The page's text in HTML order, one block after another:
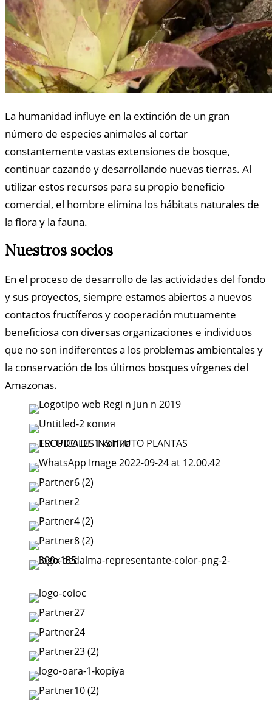
La humanidad influye en la extinción de un gran
número de especies animales al cortar
constantemente vastas extensiones de bosque,
continuar cazando y desarrollando nuevas tierras. Al
utilizar estos recursos para su propio beneficio
comercial, el hombre elimina los hábitats naturales de
la flora y la fauna.
Nuestros socios
En el proceso de desarrollo de las actividades del fondo
y sus proyectos, siempre estamos abiertos a nuevos
contactos fructíferos y cooperación mutuamente
beneficiosa con diversas organizaciones e individuos
que no son indiferentes a los problemas ambientales y
la conservación de los últimos bosques vírgenes del
Amazonas.